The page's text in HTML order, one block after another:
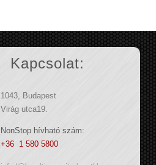
Kapcsolat:
1043, Budapest
Virág utca19.
NonStop hívható szám:
+36 1 580 5800